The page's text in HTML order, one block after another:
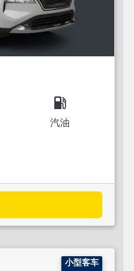
local_gas_station
汽油
小型客车